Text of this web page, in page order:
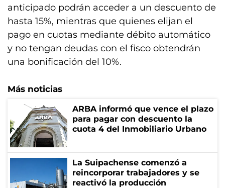
anticipado podrán acceder a un descuento de
hasta 15%, mientras que quienes elijan el
pago en cuotas mediante débito automático
y no tengan deudas con el fisco obtendrán
una bonificación del 10%.
Más noticias
ARBA informó que vence el plazo
para pagar con descuento la
cuota 4 del Inmobiliario Urbano
La Suipachense comenzó a
reincorporar trabajadores y se
reactivó la producción